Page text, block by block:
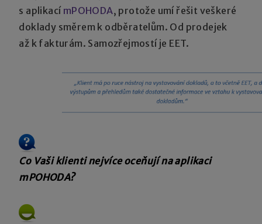
s aplikací mPOHODA, protože umí řešit veškeré
doklady směrem k odběratelům. Od prodejek
až k fakturám. Samozřejmostí je EET.
Co Vaši klienti nejvíce oceňují na aplikaci
mPOHODA?